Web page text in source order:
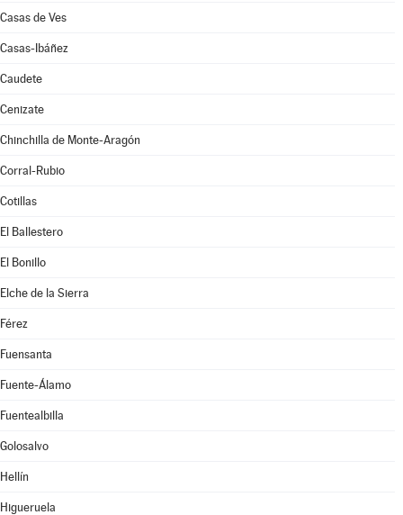
Casas de Ves
Casas-Ibáñez
Caudete
Cenizate
Chinchilla de Monte-Aragón
Corral-Rubio
Cotillas
El Ballestero
El Bonillo
Elche de la Sierra
Férez
Fuensanta
Fuente-Álamo
Fuentealbilla
Golosalvo
Hellín
Higueruela